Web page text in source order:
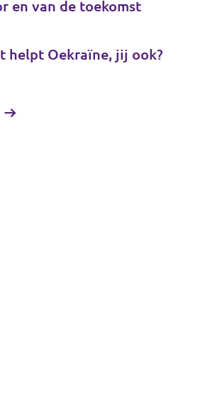
en van de toekomst
helpt Oekraïne, jij ook?